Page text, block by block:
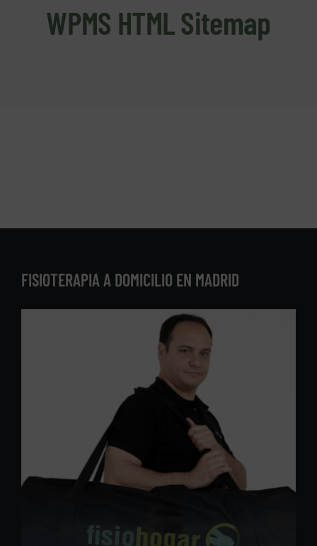
WPMS HTML Sitemap
FISIOTERAPIA A DOMICILIO EN MADRID